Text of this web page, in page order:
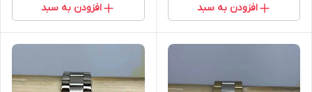
افزودن به سبد افزودن به سبد